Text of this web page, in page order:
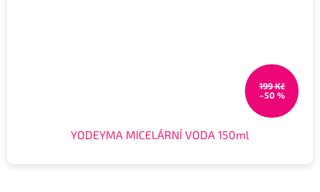
199 Kč
–50 %
YODEYMA MICELÁRNÍ VODA 150ml